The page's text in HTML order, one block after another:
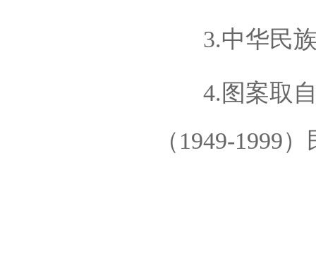
3.中华民族
4.图案取自
（1949-1999